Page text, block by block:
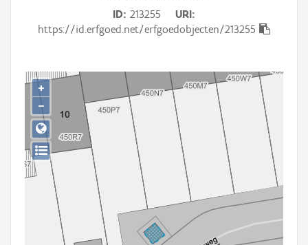
Gebeurtenis
Persoon of collectief
Downloads
Hergebruik
Aanmelden
ID 213255
URI
https://id.erfgoed.net/erfgoedobjecten/213255
+
−